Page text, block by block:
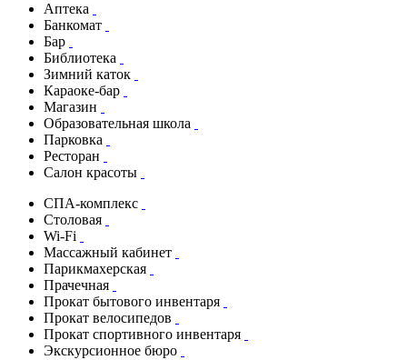
Аптека
Банкомат
Бар
Библиотека
Зимний каток
Караоке-бар
Магазин
Образовательная школа
Парковка
Ресторан
Салон красоты
СПА-комплекс
Столовая
Wi-Fi
Массажный кабинет
Парикмахерская
Прачечная
Прокат бытового инвентаря
Прокат велосипедов
Прокат спортивного инвентаря
Экскурсионное бюро